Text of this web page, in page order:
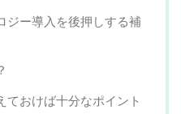
ジー導入を後押しする補
ておけば十分なポイント